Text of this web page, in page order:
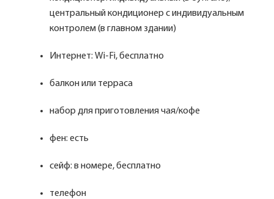
центральный кондиционер с индивидуальным
контролем (в главном здании)
Интернет: Wi-Fi, бесплатно
балкон или терраса
набор для приготовления чая/кофе
фен: есть
сейф: в номере, бесплатно
телефон